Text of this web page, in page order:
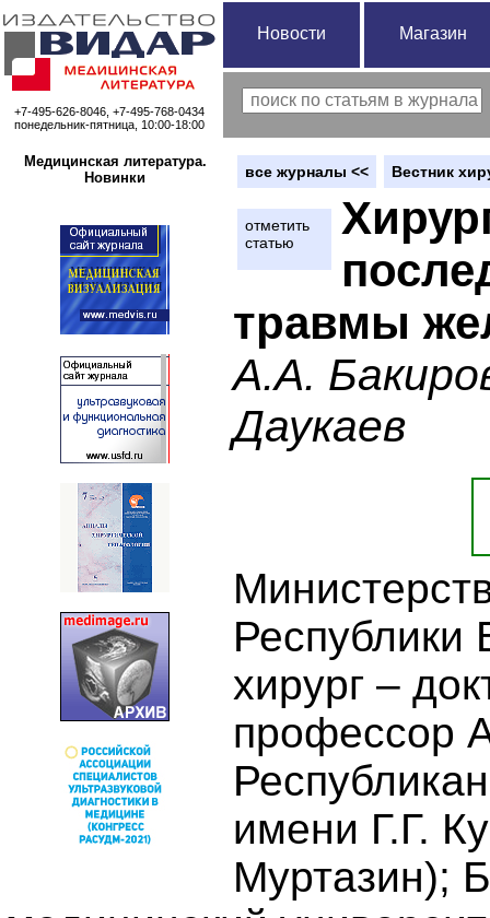
+7-495-626-8046, +7-495-768-0434
понедельник-пятница, 10:00-18:00
Новости Магазин
Медицинская литература.
Новинки
вce журналы << Вестник
отметить
статью
травмы
А.А.
Даукаев
Республики
хирург –
профессор
имени Г.Г.
Муртазин);